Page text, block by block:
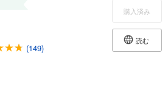
(149)
購入済み
読む